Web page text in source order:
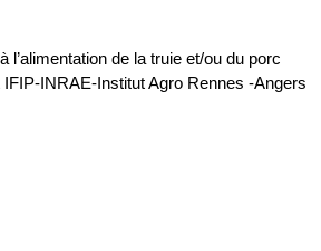
l’alimentation de la truie et/ou du porc
INRAE-Institut Agro Rennes -Angers